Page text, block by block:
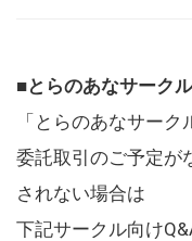
■とらのあなサーク
「とらのあなサー
委託取引のご予定が
されない場合は
下記サークル向け